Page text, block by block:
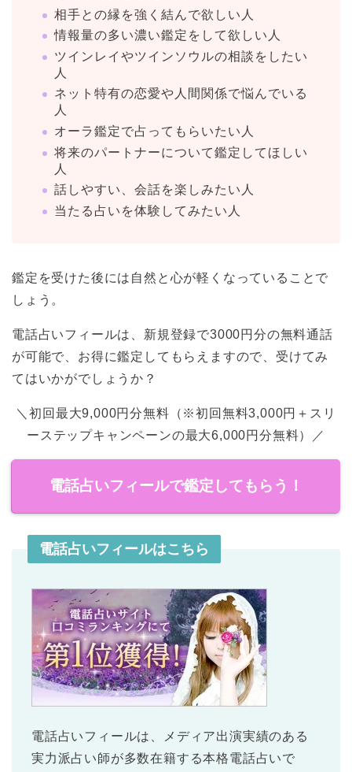
相手との縁を強く結んで欲しい人
情報量の多い濃い鑑定をして欲しい人
ツインレイやツインソウルの相談をしたい
人
ネット特有の恋愛や人間関係で悩んでいる
人
オーラ鑑定で占ってもらいたい人
将来のパートナーについて鑑定してほしい
人
話しやすい、会話を楽しみたい人
当たる占いを体験してみたい人
鑑定を受けた後には自然と心が軽くなっていることで
しょう。
電話占いフィールは、新規登録で3000円分の無料通話
が可能で、お得に鑑定してもらえますので、受けてみ
てはいかがでしょうか？
＼初回最大9,000円分無料（※初回無料3,000円＋スリ
ーステップキャンペーンの最大6,000円分無料）／
電話占いフィールで鑑定してもらう！
電話占いフィールはこちら
電話占いフィールは、メディア出演実績のある
実力派占い師が多数在籍する本格電話占いで